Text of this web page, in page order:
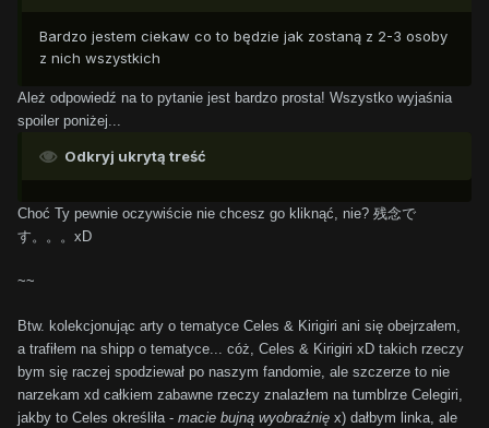
Bardzo jestem ciekaw co to będzie jak zostaną z 2-3 osoby
z nich wszystkich
Ależ odpowiedź na to pytanie jest bardzo prosta! Wszystko wyjaśnia
spoiler poniżej...
Odkryj ukrytą treść
Choć Ty pewnie oczywiście nie chcesz go kliknąć, nie? 残念で
す。。。 xD
~~
Btw. kolekcjonując arty o tematyce Celes & Kirigiri ani się obejrzałem,
a trafiłem na shipp o tematyce... cóż, Celes & Kirigiri xD takich rzeczy
bym się raczej spodziewał po naszym fandomie, ale szczerze to nie
narzekam xd całkiem zabawne rzeczy znalazłem na tumblrze Celegiri,
jakby to Celes określiła - macie bujną wyobraźnię x) dałbym linka, ale